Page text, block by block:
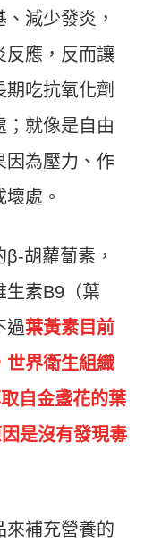
減少發炎，
反應，反而讓
吃抗氧化劑
；就像是自由
因為壓力、作
處。
胡蘿蔔素，
生素B9（葉
過葉黃素目前
世界衛生組織
自金盞花的葉
是沒有發現毒
來補充營養的